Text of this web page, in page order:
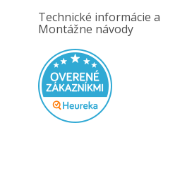
Technické informácie a
Montážne návody